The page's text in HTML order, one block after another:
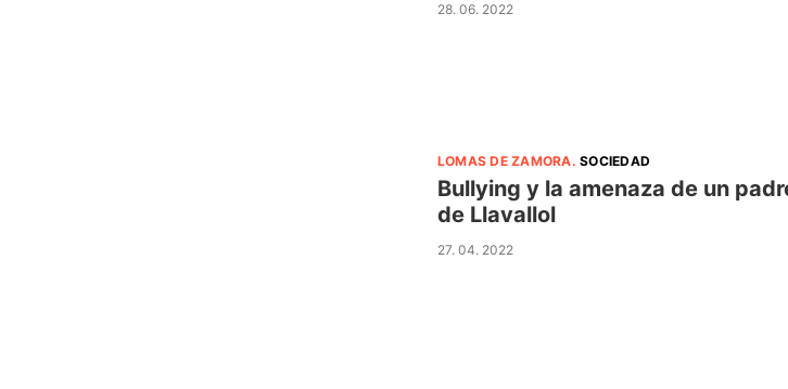
28. 06. 2022
LOMAS DE ZAMORA.SOCIEDAD
Bullying y la amenaza de un
de Llavallol
27. 04. 2022